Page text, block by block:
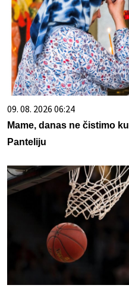
09. 08. 2026 06:24
Mame, danas ne čistimo
Panteliju